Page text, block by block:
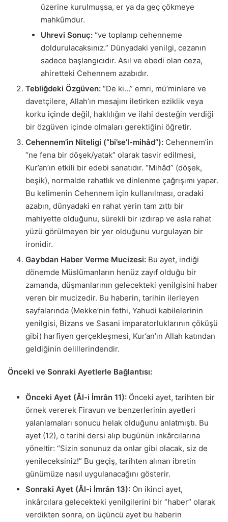
üzerine kurulmuşsa, er ya da geç çökmeye
mahkûmdur.
Uhrevi Sonuç: “ve toplanıp cehenneme
doldurulacaksınız.” Dünyadaki yenilgi, cezanın
sadece başlangıcıdır. Asıl ve ebedi olan ceza,
ahiretteki Cehennem azabıdır.
Tebliğdeki Özgüven: “De ki…” emri, mü’minlere ve
davetçilere, Allah’ın mesajını iletirken eziklik veya
korku içinde değil, haklılığın ve ilahi desteğin verdiği
bir özgüven içinde olmaları gerektiğini öğretir.
Cehennem’in Niteligi (“bi’se’l-mihâd”): Cehennem’in
“ne fena bir döşek/yatak” olarak tasvir edilmesi,
Kur’an’ın etkili bir edebi sanatıdır. “Mihâd” (döşek,
beşik), normalde rahatlık ve dinlenme çağrışımı yapar.
Bu kelimenin Cehennem için kullanılması, oradaki
azabın, dünyadaki en rahat yerin tam zıttı bir
mahiyette olduğunu, sürekli bir ızdırap ve asla rahat
yüzü görülmeyen bir yer olduğunu vurgulayan bir
ironidir.
Gaybdan Haber Verme Mucizesi: Bu ayet, indiği
dönemde Müslümanların henüz zayıf olduğu bir
zamanda, düşmanlarının gelecekteki yenilgisini haber
veren bir mucizedir. Bu haberin, tarihin ilerleyen
sayfalarında (Mekke’nin fethi, Yahudi kabilelerinin
yenilgisi, Bizans ve Sasani imparatorluklarının çöküşü
gibi) harfiyen gerçekleşmesi, Kur’an’ın Allah katından
geldiğinin delillerindendir.
Önceki ve Sonraki Ayetlerle Bağlantısı:
Önceki Ayet (Âl-i İmrân 11): Önceki ayet, tarihten bir
örnek vererek Firavun ve benzerlerinin ayetleri
yalanlamaları sonucu helak olduğunu anlatmıştı. Bu
ayet (12), o tarihi dersi alıp bugünün inkârcılarına
yöneltir: “Sizin sonunuz da onlar gibi olacak, siz de
yenileceksiniz!” Bu geçiş, tarihten alınan ibretin
günümüze nasıl uygulanacağını gösterir.
Sonraki Ayet (Âl-i İmrân 13): On ikinci ayet,
inkârcılara gelecekteki yenilgilerini bir “haber” olarak
verdikten sonra, on üçüncü ayet bu haberin